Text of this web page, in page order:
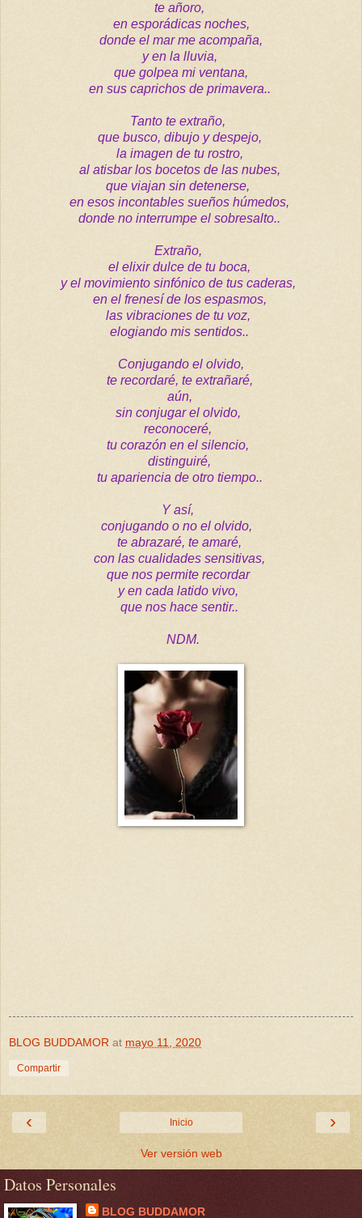
te añoro,
en esporádicas noches,
donde el mar me acompaña,
y en la lluvia,
que golpea mi ventana,
en sus caprichos de primavera..
Tanto te extraño,
que busco, dibujo y despejo,
la imagen de tu rostro,
al atisbar los bocetos de las nubes,
que viajan sin detenerse,
en esos incontables sueños húmedos,
donde no interrumpe el sobresalto..
Extraño,
el elixir dulce de tu boca,
y el movimiento sinfónico de tus caderas,
en el frenesí de los espasmos,
las vibraciones de tu voz,
elogiando mis sentidos..
Conjugando el olvido,
te recordaré, te extrañaré,
aún,
sin conjugar el olvido,
reconoceré,
tu corazón en el silencio,
distinguiré,
tu apariencia de otro tiempo..
Y así,
conjugando o no el olvido,
te abrazaré, te amaré,
con las cualidades sensitivas,
que nos permite recordar
y en cada latido vivo,
que nos hace sentir..
NDM.
BLOG BUDDAMOR at mayo 11, 2020
Compartir
‹ ›
Inicio
Ver versión web
Datos Personales
BLOG BUDDAMOR